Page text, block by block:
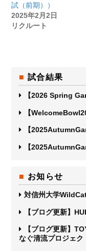
試（前期））
2025年2月2日
リクルート
試合結果
【2026 Spring
【
【
【
お知らせ
対信州大学
【ブログ更新】
【ブログ更新】
なぐ清流プロジェク